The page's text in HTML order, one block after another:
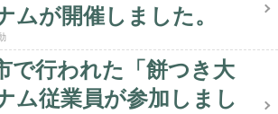
ムが開催しました。
で行われた「餅つき大
ム従業員が参加しまし